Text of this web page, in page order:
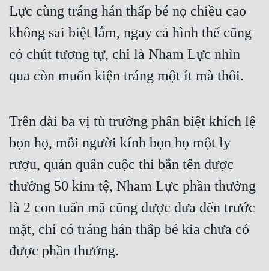
Lực cùng tráng hán thấp bé nọ chiều cao
không sai biệt lắm, ngay cả hình thể cũng
có chút tương tự, chỉ là Nham Lực nhìn
qua còn muốn kiện tráng một ít mà thôi.
Trên đài ba vị tù trưởng phân biệt khích lệ
bọn họ, mỗi người kính bọn họ một ly
rượu, quán quân cuộc thi bắn tên được
thưởng 50 kim tệ, Nham Lực phần thưởng
là 2 con tuấn mã cũng được đưa đến trước
mặt, chỉ có tráng hán thấp bé kia chưa có
được phần thưởng.